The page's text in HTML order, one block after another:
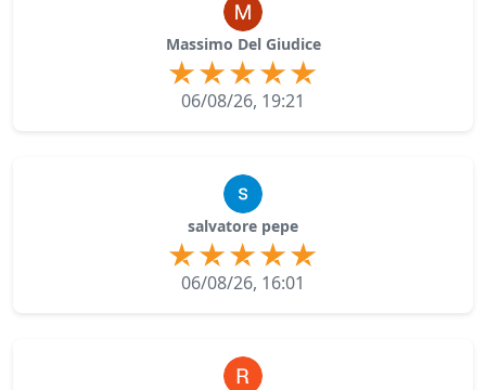
Massimo Del Giudice
06/08/26, 19:21
salvatore pepe
06/08/26, 16:01